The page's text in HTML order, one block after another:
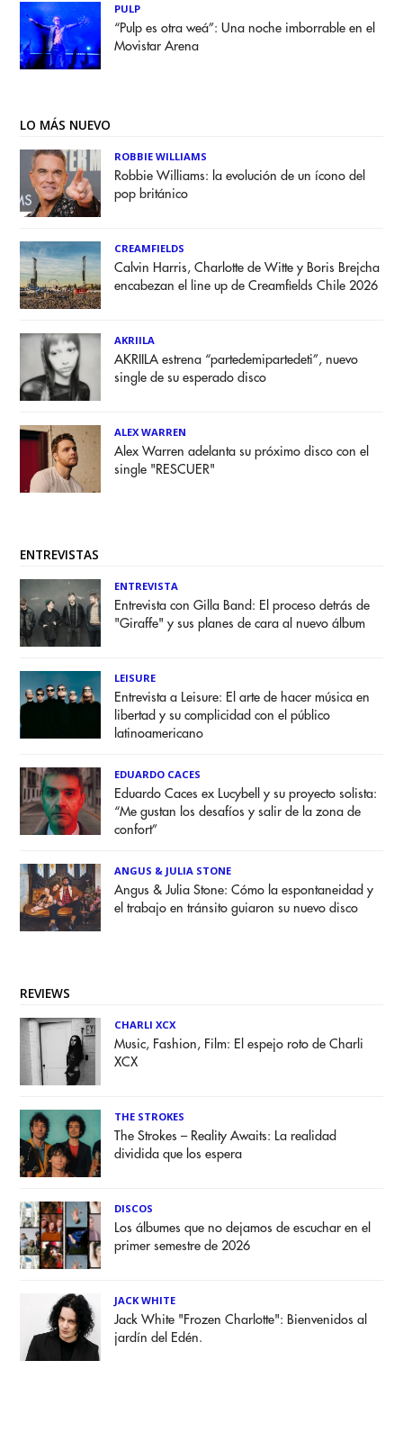
PULP
“Pulp es otra weá”: Una noche imborrable en el
Movistar Arena
LO MÁS NUEVO
ROBBIE WILLIAMS
Robbie Williams: la evolución de un ícono del
pop británico
CREAMFIELDS
Calvin Harris, Charlotte de Witte y Boris Brejcha
encabezan el line up de Creamfields Chile 2026
AKRIILA
AKRIILA estrena “partedemipartedeti”, nuevo
single de su esperado disco
ALEX WARREN
Alex Warren adelanta su próximo disco con el
single "RESCUER"
ENTREVISTAS
ENTREVISTA
Entrevista con Gilla Band: El proceso detrás de
"Giraffe" y sus planes de cara al nuevo álbum
LEISURE
Entrevista a Leisure: El arte de hacer música en
libertad y su complicidad con el público
latinoamericano
EDUARDO CACES
Eduardo Caces ex Lucybell y su proyecto solista:
“Me gustan los desafíos y salir de la zona de
confort”
ANGUS & JULIA STONE
Angus & Julia Stone: Cómo la espontaneidad y
el trabajo en tránsito guiaron su nuevo disco
REVIEWS
CHARLI XCX
Music, Fashion, Film: El espejo roto de Charli
XCX
THE STROKES
The Strokes – Reality Awaits: La realidad
dividida que los espera
DISCOS
Los álbumes que no dejamos de escuchar en el
primer semestre de 2026
JACK WHITE
Jack White "Frozen Charlotte": Bienvenidos al
jardín del Edén.